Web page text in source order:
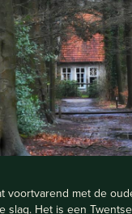
voortvarend met de
slag. Het is een